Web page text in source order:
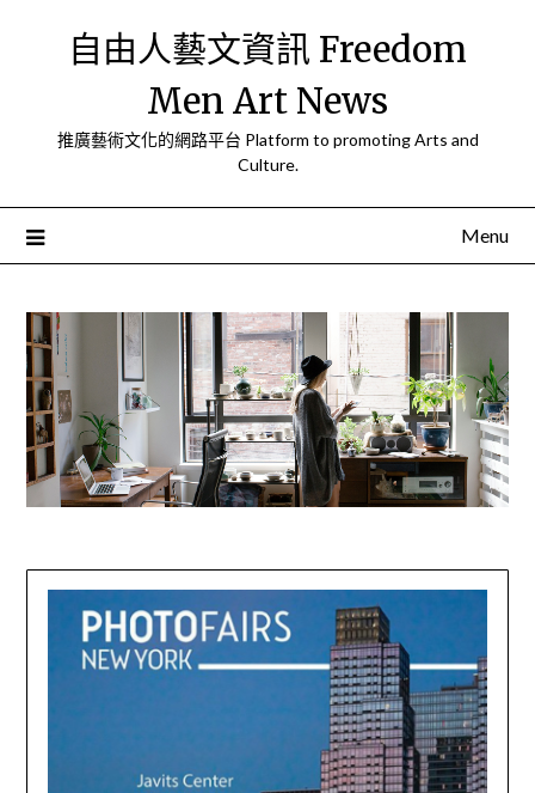
自由人藝文資訊 Freedom
Men Art News
推廣藝術文化的網路平台 Platform to promoting Arts and
Culture.
Menu